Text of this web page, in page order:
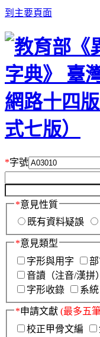
到主要頁面
*字號
*意見性質
既有資料疑誤
*意見類型
字形與用字
音讀（注音/漢拼）
字形收錄
系統
*申請文獻 (最多五
校正甲骨文編